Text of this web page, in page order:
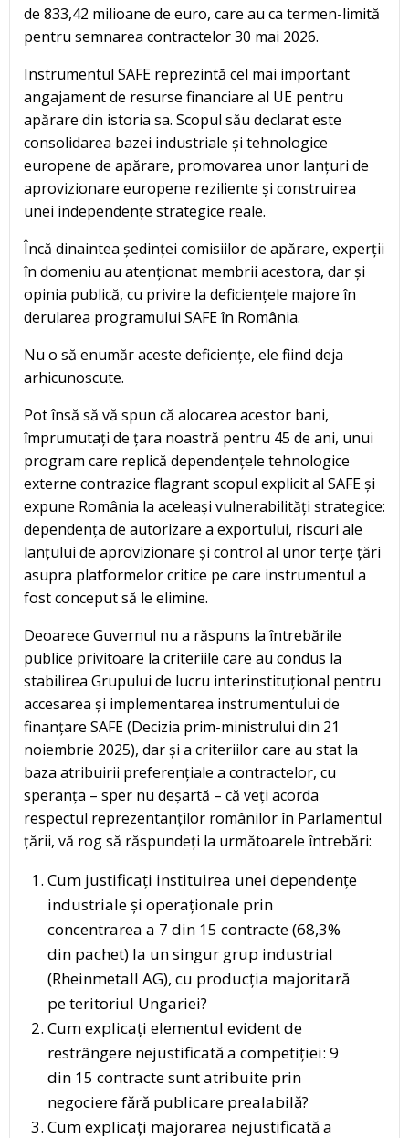
de 833,42 milioane de euro, care au ca termen-limită
pentru semnarea contractelor 30 mai 2026.
Instrumentul SAFE reprezintă cel mai important
angajament de resurse financiare al UE pentru
apărare din istoria sa. Scopul său declarat este
consolidarea bazei industriale și tehnologice
europene de apărare, promovarea unor lanțuri de
aprovizionare europene reziliente și construirea
unei independențe strategice reale.
Încă dinaintea ședinței comisiilor de apărare, experții
în domeniu au atenționat membrii acestora, dar și
opinia publică, cu privire la deficiențele majore în
derularea programului SAFE în România.
Nu o să enumăr aceste deficiențe, ele fiind deja
arhicunoscute.
Pot însă să vă spun că alocarea acestor bani,
împrumutați de țara noastră pentru 45 de ani, unui
program care replică dependențele tehnologice
externe contrazice flagrant scopul explicit al SAFE și
expune România la aceleași vulnerabilități strategice:
dependența de autorizare a exportului, riscuri ale
lanțului de aprovizionare și control al unor terțe țări
asupra platformelor critice pe care instrumentul a
fost conceput să le elimine.
Deoarece Guvernul nu a răspuns la întrebările
publice privitoare la criteriile care au condus la
stabilirea Grupului de lucru interinstituțional pentru
accesarea și implementarea instrumentului de
finanțare SAFE (Decizia prim-ministrului din 21
noiembrie 2025), dar și a criteriilor care au stat la
baza atribuirii preferențiale a contractelor, cu
speranța – sper nu deșartă – că veți acorda
respectul reprezentanților românilor în Parlamentul
țării, vă rog să răspundeți la următoarele întrebări:
Cum justificați instituirea unei dependențe
industriale și operaționale prin
concentrarea a 7 din 15 contracte (68,3%
din pachet) la un singur grup industrial
(Rheinmetall AG), cu producția majoritară
pe teritoriul Ungariei?
Cum explicați elementul evident de
restrângere nejustificată a competiției: 9
din 15 contracte sunt atribuite prin
negociere fără publicare prealabilă?
Cum explicați majorarea nejustificată a